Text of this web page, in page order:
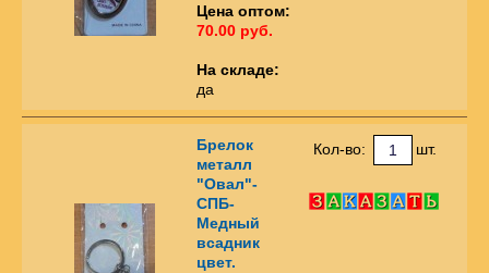
Цена оптом:
70.00 руб.
На складе:
да
Брелок
металл
"Овал"-
СПБ-
Медный
всадник
цвет.
Кол-во: шт.